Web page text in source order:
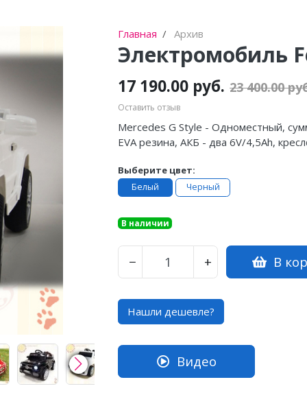
Главная Архив
Электромобиль
17 190.00 руб. 23 400.00
Оставить отзыв
Mercedes G Style - Одноместный,
EVA резина, АКБ - два 6V/4,5Ah,
Выберите цвет:
Белый Черный
В наличии
− + В
Нашли дешевле?
Видео